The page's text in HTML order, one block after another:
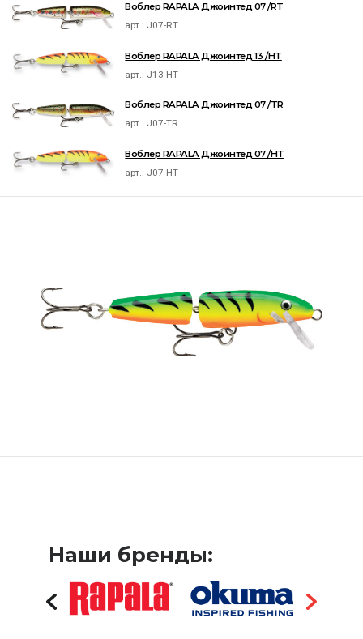
Воблер RAPALA Джоинтед 07 /RT
арт.: J07-RT
Воблер RAPALA Джоинтед 13 /HT
арт.: J13-HT
Воблер RAPALA Джоинтед 07 /TR
арт.: J07-TR
Воблер RAPALA Джоинтед 07 /HT
арт.: J07-HT
Наши бренды: